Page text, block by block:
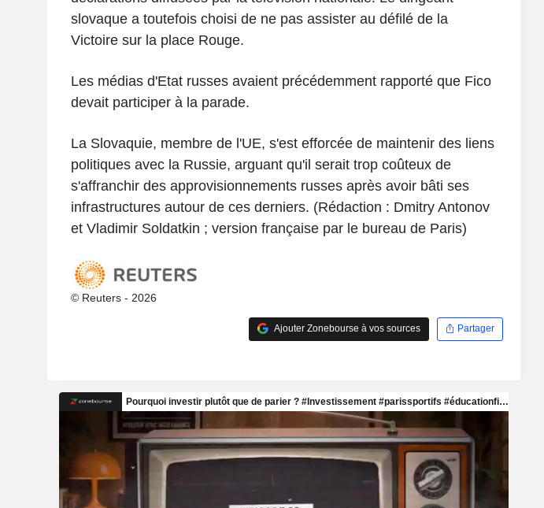
slovaque a toutefois choisi de ne pas assister au défilé de la
Victoire sur la place Rouge.
Les médias d'Etat russes avaient précédemment rapporté que Fico
devait participer à la parade.
La Slovaquie, membre de l'UE, s'est efforcée de maintenir des liens
politiques avec la Russie, arguant qu'il serait trop coûteux de
s'affranchir des approvisionnements russes après avoir bâti ses
infrastructures autour de ces derniers. (Rédaction : Dmitry Antonov
et Vladimir Soldatkin ; version française par le bureau de Paris)
© Reuters - 2026
Ajouter Zonebourse à vos sources Partager